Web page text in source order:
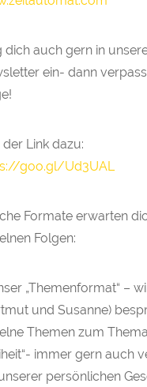
dich auch gern in
ein- dann
der Link dazu:
goo.gl/Ud3UAL
Formate erwarten
Folgen:
„Themenformat“ –
und Susanne)
Themen zum Thema
immer gern auch
persönlichen